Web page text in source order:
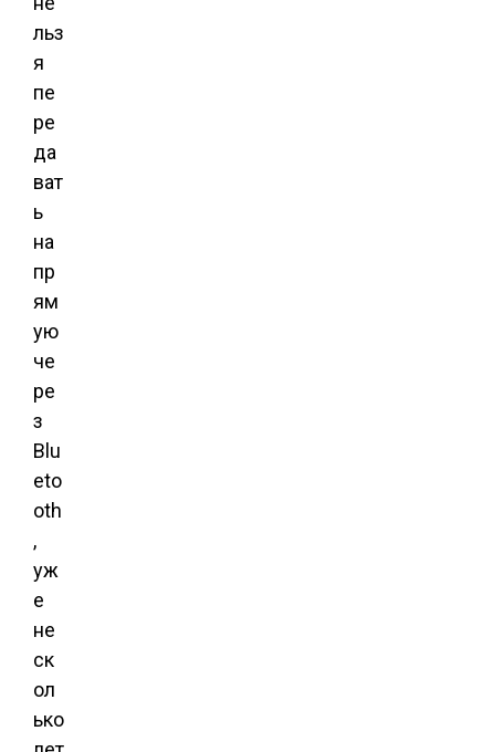
льз
я
пе
ре
да
ват
ь
на
пр
ям
ую
че
ре
з
Blu
eto
oth
,
уж
е
не
ск
ол
ько